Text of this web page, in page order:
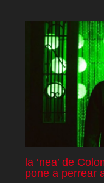
la ‘nea’ de
pone a perrear